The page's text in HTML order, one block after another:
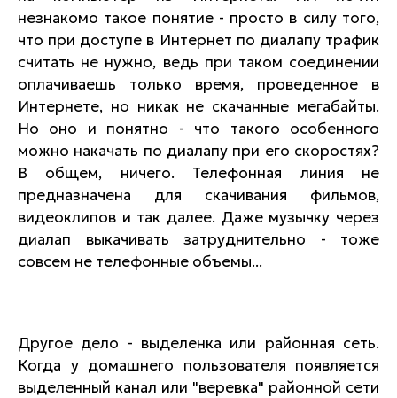
незнакомо такое понятие - просто в силу того,
что при доступе в Интернет по диалапу трафик
считать не нужно, ведь при таком соединении
оплачиваешь только время, проведенное в
Интернете, но никак не скачанные мегабайты.
Но оно и понятно - что такого особенного
можно накачать по диалапу при его скоростях?
В общем, ничего. Телефонная линия не
предназначена для скачивания фильмов,
видеоклипов и так далее. Даже музычку через
диалап выкачивать затруднительно - тоже
совсем не телефонные объемы...
Другое дело - выделенка или районная сеть.
Когда у домашнего пользователя появляется
выделенный канал или "веревка" районной сети